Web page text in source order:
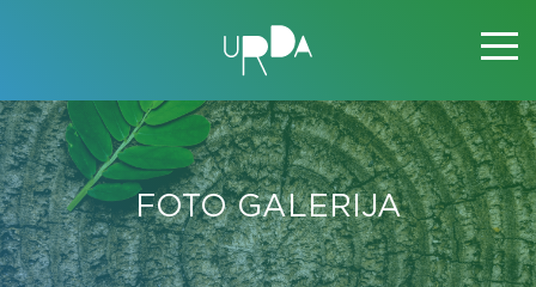
FOTO GALERIJA